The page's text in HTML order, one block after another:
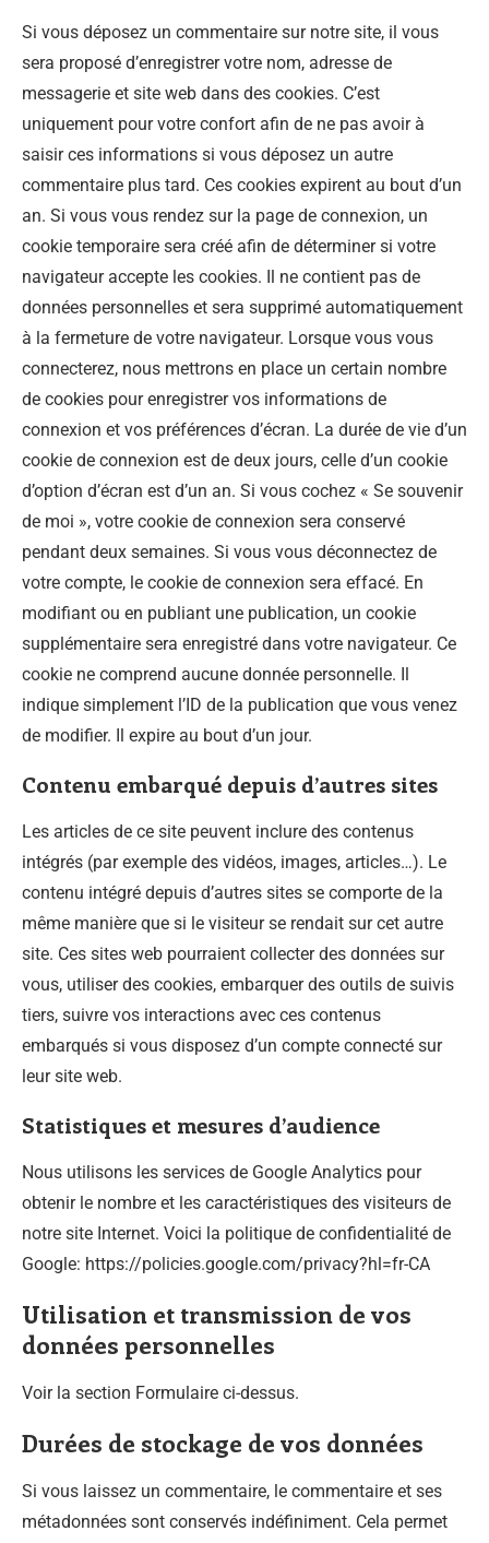
Si vous déposez un commentaire sur notre site, il vous
sera proposé d’enregistrer votre nom, adresse de
messagerie et site web dans des cookies. C’est
uniquement pour votre confort afin de ne pas avoir à
saisir ces informations si vous déposez un autre
commentaire plus tard. Ces cookies expirent au bout d’un
an. Si vous vous rendez sur la page de connexion, un
cookie temporaire sera créé afin de déterminer si votre
navigateur accepte les cookies. Il ne contient pas de
données personnelles et sera supprimé automatiquement
à la fermeture de votre navigateur. Lorsque vous vous
connecterez, nous mettrons en place un certain nombre
de cookies pour enregistrer vos informations de
connexion et vos préférences d’écran. La durée de vie d’un
cookie de connexion est de deux jours, celle d’un cookie
d’option d’écran est d’un an. Si vous cochez « Se souvenir
de moi », votre cookie de connexion sera conservé
pendant deux semaines. Si vous vous déconnectez de
votre compte, le cookie de connexion sera effacé. En
modifiant ou en publiant une publication, un cookie
supplémentaire sera enregistré dans votre navigateur. Ce
cookie ne comprend aucune donnée personnelle. Il
indique simplement l’ID de la publication que vous venez
de modifier. Il expire au bout d’un jour.
Contenu embarqué depuis d’autres sites
Les articles de ce site peuvent inclure des contenus
intégrés (par exemple des vidéos, images, articles…). Le
contenu intégré depuis d’autres sites se comporte de la
même manière que si le visiteur se rendait sur cet autre
site. Ces sites web pourraient collecter des données sur
vous, utiliser des cookies, embarquer des outils de suivis
tiers, suivre vos interactions avec ces contenus
embarqués si vous disposez d’un compte connecté sur
leur site web.
Statistiques et mesures d’audience
Nous utilisons les services de Google Analytics pour
obtenir le nombre et les caractéristiques des visiteurs de
notre site Internet. Voici la politique de confidentialité de
Google: https://policies.google.com/privacy?hl=fr-CA
Utilisation et transmission de vos
données personnelles
Voir la section Formulaire ci-dessus.
Durées de stockage de vos données
Si vous laissez un commentaire, le commentaire et ses
métadonnées sont conservés indéfiniment. Cela permet